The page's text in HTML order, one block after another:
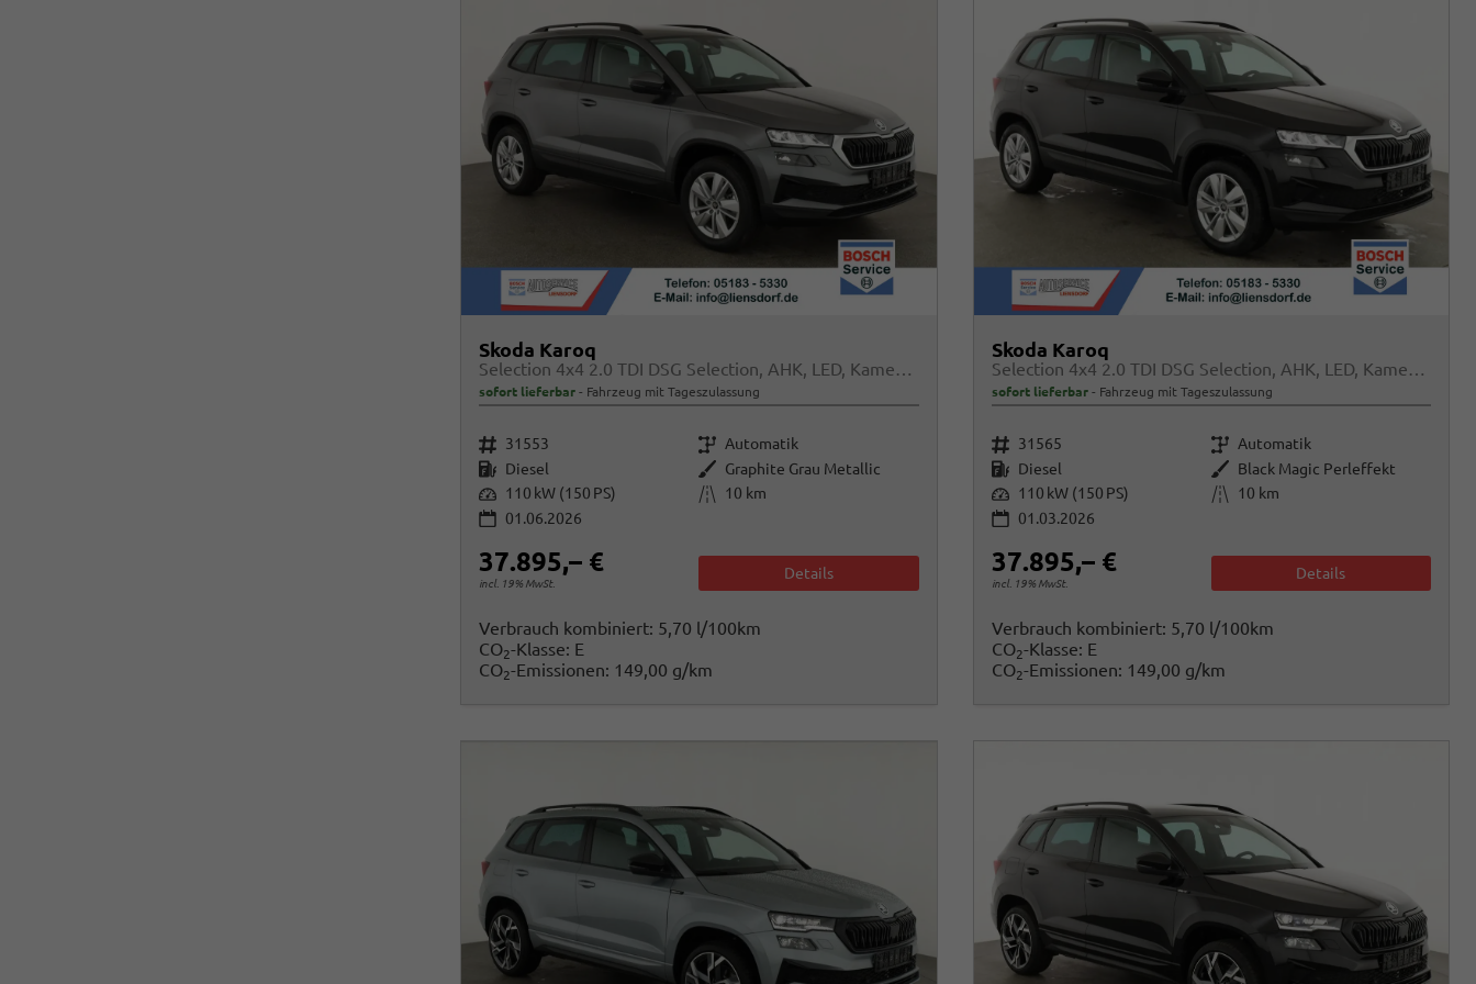
Skoda Karoq
Selection 4x4 2.0 TDI DSG Selection, AHK, LED, Kamera, Winter, el. Klappe, 4 J.-Garantie
sofort lieferbar Fahrzeug mit Tageszulassung
Fahrzeugnr. 31553 Getriebe Automatik
Kraftstoff Diesel Außenfarbe Graphite Grau Metallic
Leistung 110 kW (150 PS) Kilometerstand 10 km
01.06.2026
37.895,– €
incl. 19% MwSt.
Details
Verbrauch kombiniert: 5,70 l/100km
CO2-Klasse: E
CO2-Emissionen: 149,00 g/km
Skoda Karoq
Selection 4x4 2.0 TDI DSG Selection, AHK, LED, Kamera, Winter, el. Klappe, 4 J.-Garantie
sofort lieferbar Fahrzeug mit Tageszulassung
Fahrzeugnr. 31565 Getriebe Automatik
Kraftstoff Diesel Außenfarbe Black Magic Perleffekt
Leistung 110 kW (150 PS) Kilometerstand
10 km
01.03.2026
37.895,– €
incl. 19% MwSt.
Details
Verbrauch kombiniert: 5,70 l/100km
CO2-Klasse: E
CO2-Emissionen: 149,00 g/km